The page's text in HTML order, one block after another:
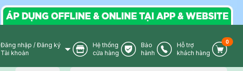
User Icon
Đăng nhập / Đăng ký
Tài khoản
Store Icon
Hệ thống
cửa hàng
Warranty Icon
Bảo
hành
Phone Icon
Hỗ trợ
khách hàng
Cart
0